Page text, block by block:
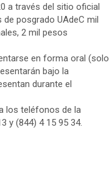
a través del sitio oficial
posgrado UAdeC mil
2 mil pesos
en forma oral (solo
bajo la
durante el
los teléfonos de la
y (844) 4 15 95 34.